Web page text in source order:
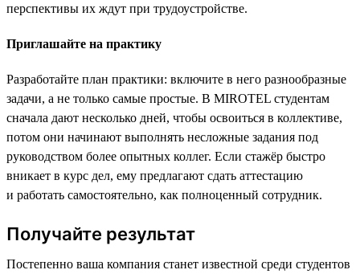
перспективы их ждут при трудоустройстве.
Приглашайте на практику
Разработайте план практики: включите в него разнообразные
задачи, а не только самые простые. В MIROTEL студентам
сначала дают несколько дней, чтобы освоиться в коллективе,
потом они начинают выполнять несложные задания под
руководством более опытных коллег. Если стажёр быстро
вникает в курс дел, ему предлагают сдать аттестацию
и работать самостоятельно, как полноценный сотрудник.
Получайте результат
Постепенно ваша компания станет известной среди студентов